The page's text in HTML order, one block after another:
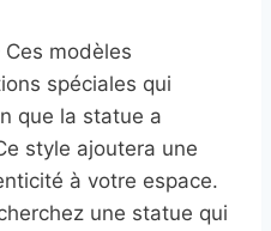
Ces modèles
spéciales qui
que la statue a
style ajoutera une
à votre espace.
une statue qui